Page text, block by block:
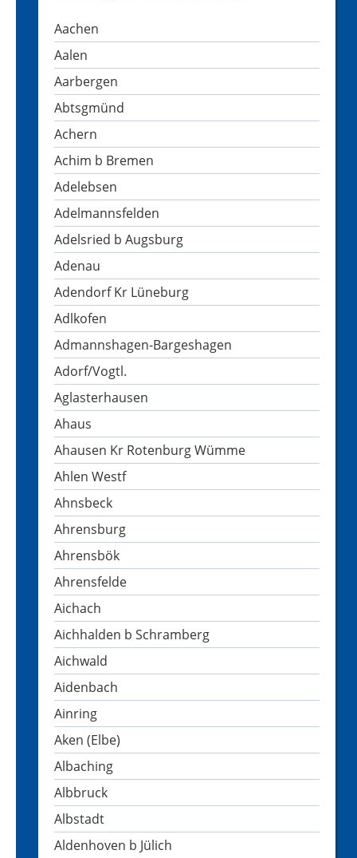
Aachen
Aalen
Aarbergen
Abtsgmünd
Achern
Achim b Bremen
Adelebsen
Adelmannsfelden
Adelsried b Augsburg
Adenau
Adendorf Kr Lüneburg
Adlkofen
Admannshagen-Bargeshagen
Adorf/Vogtl.
Aglasterhausen
Ahaus
Ahausen Kr Rotenburg Wümme
Ahlen Westf
Ahnsbeck
Ahrensburg
Ahrensbök
Ahrensfelde
Aichach
Aichhalden b Schramberg
Aichwald
Aidenbach
Ainring
Aken (Elbe)
Albaching
Albbruck
Albstadt
Aldenhoven b Jülich